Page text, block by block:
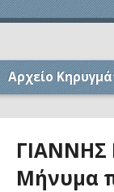
Αρχείο
ΓΙΑΝΝΗΣ
Μήνυμα